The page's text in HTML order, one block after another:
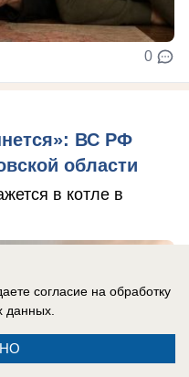
0
ВС РФ
области
в котле в
согласие на обработку
данных.